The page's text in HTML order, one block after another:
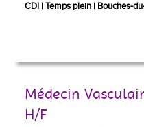
CDI Temps plein Bouches-
Médecin
H/F